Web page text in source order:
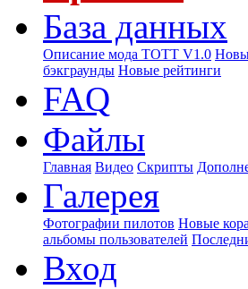
База данных
Описание мода ТОТТ V1.0
бэкграунды Новые рейтинги
FAQ
Файлы
Главная Видео Скрипты
Галерея
Фотографии пилотов Новые
альбомы пользователей
Вход